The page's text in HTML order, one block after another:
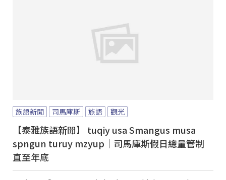
族語新聞 司馬庫斯 族語 觀光
【泰雅族語新聞】 tuqiy usa Smangus musa
spngun turuy mzyup｜司馬庫斯假日總量管制
直至年底